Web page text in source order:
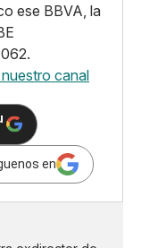
ese BBVA, la
canal
en